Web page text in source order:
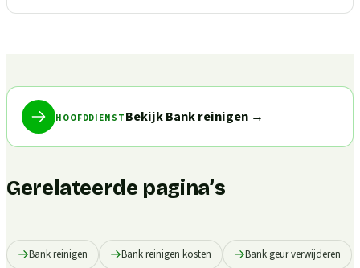
HOOFDDIENST Bekijk Bank reinigen→
Gerelateerde pagina’s
Bank reinigen Bank reinigen kosten Bank geur verwijderen